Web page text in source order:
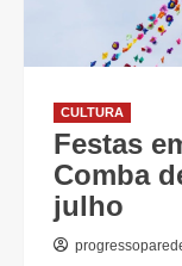
CULTURA
Festas
Comba
julho